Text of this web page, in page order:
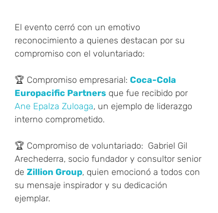
El evento cerró con un emotivo
reconocimiento a quienes destacan por su
compromiso con el voluntariado:
🏆 Compromiso empresarial: Coca-Cola
Europacific Partners que fue recibido por
Ane Epalza Zuloaga, un ejemplo de liderazgo
interno comprometido.
🏆 Compromiso de voluntariado: Gabriel Gil
Arechederra, socio fundador y consultor senior
de Zillion Group, quien emocionó a todos con
su mensaje inspirador y su dedicación
ejemplar.